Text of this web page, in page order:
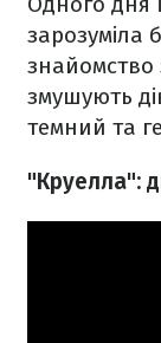
зарозуміла
знайомство
змушують
темний та
"Круелла":